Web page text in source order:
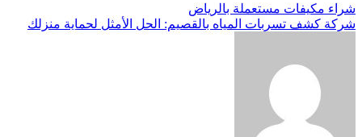
تصفّح
المقالات
شراء مكيفات مستعملة بالرياض
شركة كشف تسربات المياه بالقصيم: الحل الأمثل لحماية منزلك